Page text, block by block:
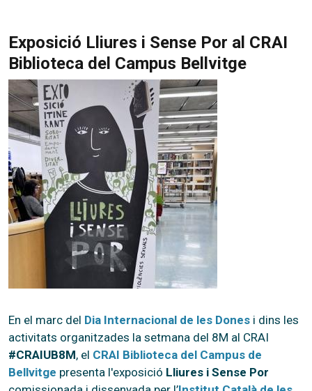
Exposició Lliures i Sense Por al CRAI
Biblioteca del Campus Bellvitge
En el marc del Dia Internacional de les Dones i dins les
activitats organitzades la setmana del 8M al CRAI
#CRAIUB8M, el CRAI Biblioteca del Campus de
Bellvitge presenta l'exposició Lliures i Sense Por